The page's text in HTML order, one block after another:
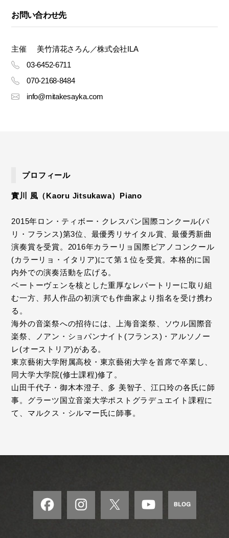
お問い合わせ先
主催
美竹清花さろん／株式会社ILA
03-6452-6711
070-2168-8484
info@mitakesayka.com
プロフィール
實川 風（Kaoru Jitsukawa）Piano
2015年ロン・ティボー・クレスパン国際コンクール(パ
リ・フランス)第3位、最優秀リサイタル賞、最優秀新曲
演奏賞を受賞。2016年カラーリョ国際ピアノコンクール
(カラーリョ・イタリア)にて第１位を受賞。本格的に国
内外での演奏活動を広げる。
ベートーヴェンを核とした重厚なレパートリーに取り組
む一方、邦人作品の初演でも作曲家より指名を受け携わ
る。
海外の音楽祭への招待には、上海音楽祭、ソウル国際音
楽祭、ノアン・ショパンナイト(フランス)・アルソノー
レ(オーストリア)がある。
東京藝術大学附属高校・東京藝術大学を首席で卒業し、
同大学大学院(修士課程)修了。
山田千代子・御木本澄子、多 美智子、江口玲の各氏に師
事。グラーツ国立音楽大学ポストグラデュエイト課程に
て、マルクス・シルマー氏に師事。